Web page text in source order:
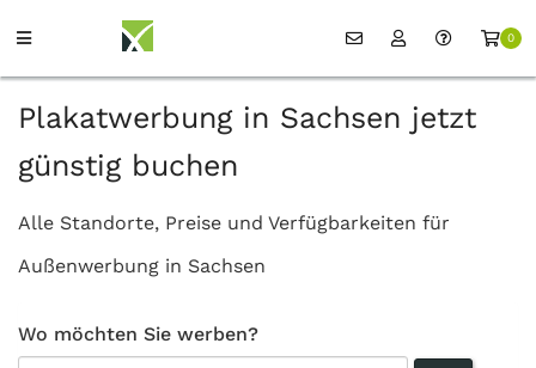
0
Plakatwerbung in Sachsen jetzt
günstig buchen
Alle Standorte, Preise und Verfügbarkeiten für
Außenwerbung in Sachsen
Wo möchten Sie werben?